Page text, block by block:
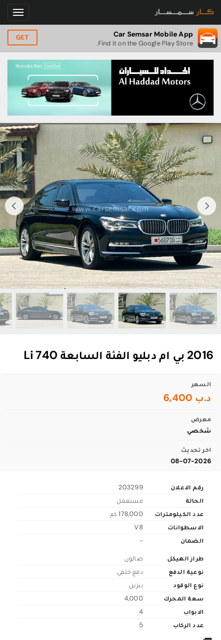
Car Semsar Mobile App
Find it on the Google Play Store.
GET
2016 بي ام دبليو الفئة السابعة 740 Li
السعر
د.ب 6,400
معرض
شخصي
اخر تحديث
08-07-2026
رقم الاعلان
203299
الحالة
مستعمل
عدد الكيلومترات
178,000 كم
الاسطوانات
V8
الضمان
-
طراز الهيكل
صالون
نوعية الدفع
دفع خلفي
نوع الوقود
بنزين
سعة المحرك
4,000
الابواب
4
عدد الركاب
5